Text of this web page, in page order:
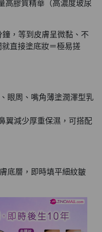
高膠質精華（高濃度玻尿
，等到皮膚呈微黏、不
直接塗底妝＝極易搓
眼周、嘴角薄塗潤澤型乳
翼減少厚重保濕，可搭配
底層，即時填平細紋皺